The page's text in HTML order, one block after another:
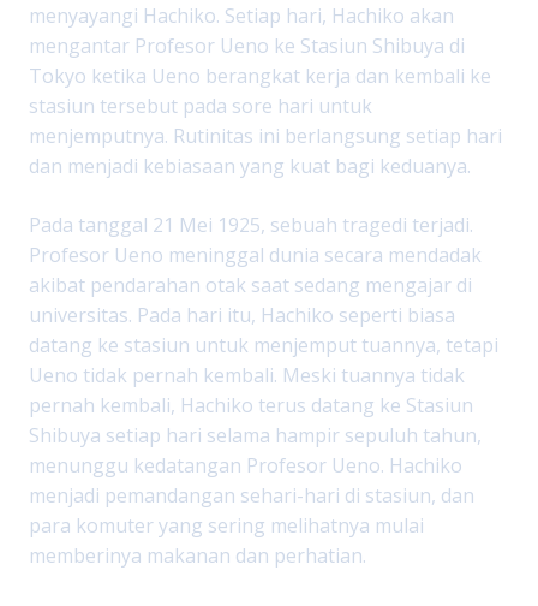
menyayangi Hachiko. Setiap hari, Hachiko akan
mengantar Profesor Ueno ke Stasiun Shibuya di
Tokyo ketika Ueno berangkat kerja dan kembali ke
stasiun tersebut pada sore hari untuk
menjemputnya. Rutinitas ini berlangsung setiap hari
dan menjadi kebiasaan yang kuat bagi keduanya.
Pada tanggal 21 Mei 1925, sebuah tragedi terjadi.
Profesor Ueno meninggal dunia secara mendadak
akibat pendarahan otak saat sedang mengajar di
universitas. Pada hari itu, Hachiko seperti biasa
datang ke stasiun untuk menjemput tuannya, tetapi
Ueno tidak pernah kembali. Meski tuannya tidak
pernah kembali, Hachiko terus datang ke Stasiun
Shibuya setiap hari selama hampir sepuluh tahun,
menunggu kedatangan Profesor Ueno. Hachiko
menjadi pemandangan sehari-hari di stasiun, dan
para komuter yang sering melihatnya mulai
memberinya makanan dan perhatian.